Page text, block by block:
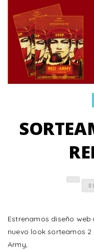
0
Estrenamos diseño
nuevo look sorteamos
Army,